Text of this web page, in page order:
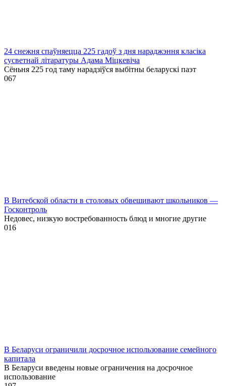
24 снежня спаўняецца 225 гадоў з дня нараджэння класіка
сусветнай літаратуры Адама Міцкевіча
Сёньня 225 год таму нарадзіўся выбітны беларускі паэт
067
В Витебской области в столовых обвешивают школьников —
Госконтроль
Недовес, низкую востребованность блюд и многие другие
016
В Беларуси ограничили досрочное использование семейного
капитала
В Беларуси введены новые ограничения на досрочное
использование